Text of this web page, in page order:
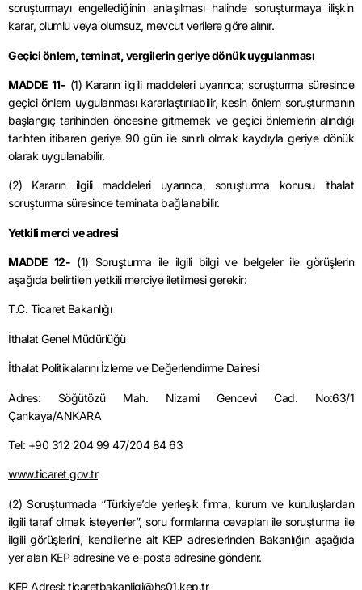
soruşturmayı engellediğinin anlaşılması halinde soruşturmaya ilişkin
karar, olumlu veya olumsuz, mevcut verilere göre alınır.
Geçici önlem, teminat, vergilerin geriye dönük uygulanması
MADDE 11- (1) Kararın ilgili maddeleri uyarınca; soruşturma süresince
geçici önlem uygulanması kararlaştırılabilir, kesin önlem soruşturmanın
başlangıç tarihinden öncesine gitmemek ve geçici önlemlerin alındığı
tarihten itibaren geriye 90 gün ile sınırlı olmak kaydıyla geriye dönük
olarak uygulanabilir.
(2) Kararın ilgili maddeleri uyarınca, soruşturma konusu ithalat
soruşturma süresince teminata bağlanabilir.
Yetkili merci ve adresi
MADDE 12- (1) Soruşturma ile ilgili bilgi ve belgeler ile görüşlerin
aşağıda belirtilen yetkili merciye iletilmesi gerekir:
T.C. Ticaret Bakanlığı
İthalat Genel Müdürlüğü
İthalat Politikalarını İzleme ve Değerlendirme Dairesi
Adres: Söğütözü Mah. Nizami Gencevi Cad. No:63/1
Çankaya/ANKARA
Tel: +90 312 204 99 47/204 84 63
www.ticaret.gov.tr
(2) Soruşturmada “Türkiye’de yerleşik firma, kurum ve kuruluşlardan
ilgili taraf olmak isteyenler”, soru formlarına cevapları ile soruşturma ile
ilgili görüşlerini, kendilerine ait KEP adreslerinden Bakanlığın aşağıda
yer alan KEP adresine ve e-posta adresine gönderir.
KEP Adresi: ticaretbakanligi@hs01.kep.tr